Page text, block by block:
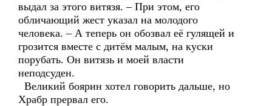
выдал за этого витязя. – При этом, его
обличающий жест указал на молодого
человека. – А теперь он обозвал её гулящей и
грозится вместе с дитём малым, на куски
порубать. Он витязь и моей власти
неподсуден.
Великий боярин хотел говорить дальше, но
Храбр прервал его.